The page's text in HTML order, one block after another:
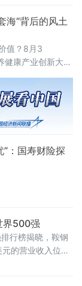
海”背后的风土
值？8月3
健康产业创新大
持续发展的未来
十余年的躬身实
兴业，让自然馈
奶。
”：国寿财险探
界500强
行榜揭晓，鞍钢
的营业收入位列